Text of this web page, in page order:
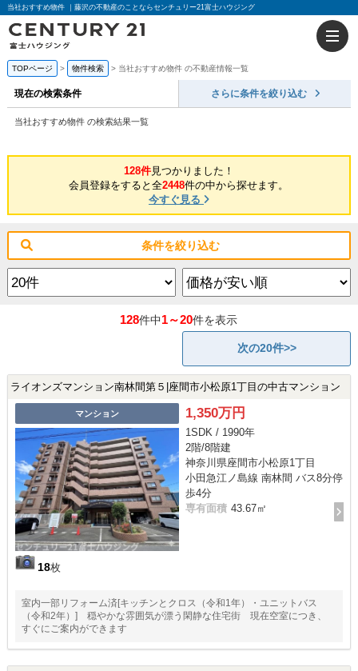
当社おすすめ物件 ｜藤沢の不動産のことならセンチュリー21富士ハウジング
TOPページ 物件検索 当社おすすめ物件 の不動産情報一覧
現在の検索条件 さらに条件を絞り込む
当社おすすめ物件 の検索結果一覧
128件見つかりました！
会員登録をすると全2448件の中から探せます。
今すぐ見る
条件を絞り込む
128件中1～20件を表示
次の20件>>
ライオンズマンション南林間第５|座間市小松原1丁目の中古マンション
マンション
18枚
1,350万円
1SDK / 1990年
2階/8階建
神奈川県座間市小松原1丁目
小田急江ノ島線 南林間 バス8分停
歩4分
専有面積 43.67㎡
室内一部リフォーム済[キッチンとクロス（令和1年）・ユニットバス
（令和2年）] 穏やかな雰囲気が漂う閑静な住宅街 現在空室につき、
すぐにご案内ができます